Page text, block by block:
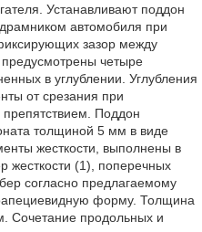
Устанавливают поддон
автомобиля при
зазор между
четыре
в углублении. Углубления
от срезания при
Поддон
толщиной 5 мм в виде
жесткости, выполнены в
жесткости (1), поперечных
согласно предлагаемому
форму. Толщина
Сочетание продольных и